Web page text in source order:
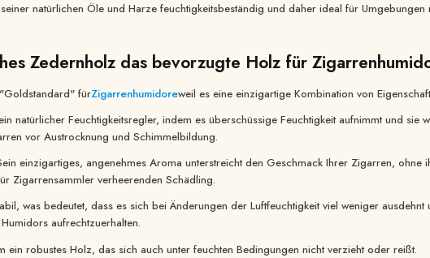
natürlichen Öle und Harze feuchtigkeitsbeständig und daher ideal für Umgebungen
Zedernholz das bevorzugte Holz für
fürZigarrenhumidoreweil es eine einzigartige Kombination von
natürlicher Feuchtigkeitsregler, indem es überschüssige Feuchtigkeit aufnimmt und
vor Austrocknung und Schimmelbildung.
einzigartiges, angenehmes Aroma unterstreicht den Geschmack Ihrer Zigarren,
Zigarrensammler verheerenden Schädling.
was bedeutet, dass es sich bei Änderungen der Luftfeuchtigkeit viel weniger
aufrechtzuerhalten.
ein robustes Holz, das sich auch unter feuchten Bedingungen nicht verzieht oder reißt.